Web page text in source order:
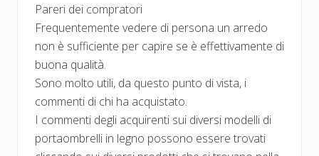
Pareri dei compratori
Frequentemente vedere di persona un arredo
non è sufficiente per capire se è effettivamente di
buona qualità.
Sono molto utili, da questo punto di vista, i
commenti di chi ha acquistato.
I commenti degli acquirenti sui diversi modelli di
portaombrelli in legno possono essere trovati